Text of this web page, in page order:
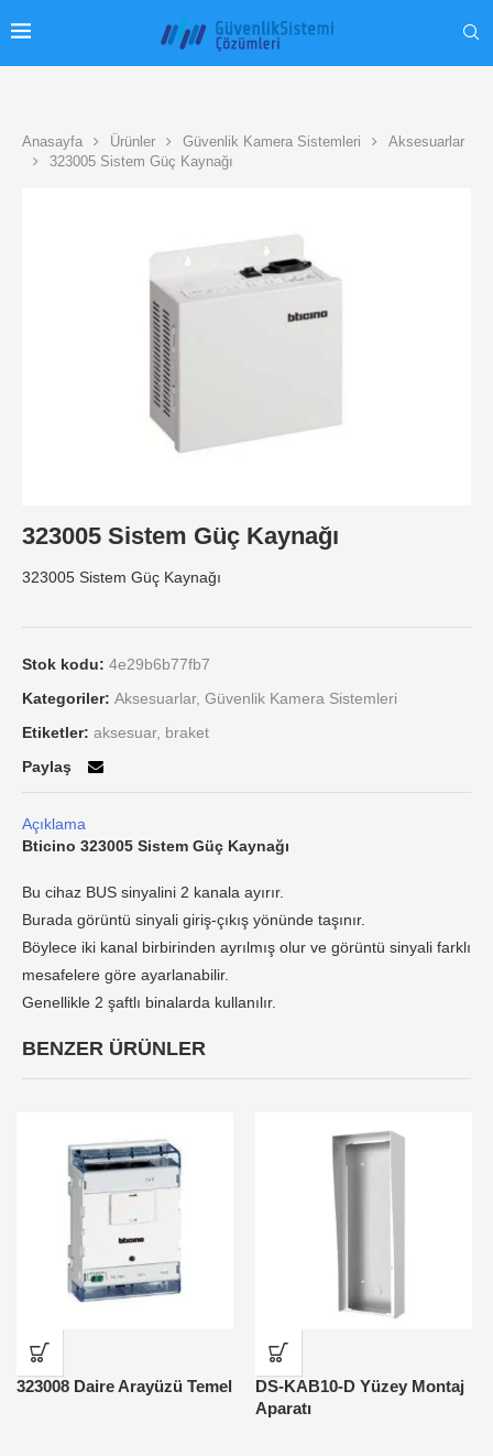
Anasayfa Ürünler Güvenlik Kamera Sistemleri
Aksesuarlar
323005 Sistem Güç Kaynağı
323005 Sistem Güç Kaynağı
323005 Sistem Güç Kaynağı
Stok kodu: 4e29b6b77fb7
Kategoriler: Aksesuarlar, Güvenlik Kamera Sistemleri
Etiketler: aksesuar, braket
Paylaş
Açıklama
Bticino 323005 Sistem Güç Kaynağı
Bu cihaz BUS sinyalini 2 kanala ayırır.
Burada görüntü sinyali giriş-çıkış yönünde taşınır.
Böylece iki kanal birbirinden ayrılmış olur ve görüntü sinyali farklı
mesafelere göre ayarlanabilir.
Genellikle 2 şaftlı binalarda kullanılır.
BENZER ÜRÜNLER
323008 Daire Arayüzü Temel
DS-KAB10-D Yüzey Montaj
Aparatı